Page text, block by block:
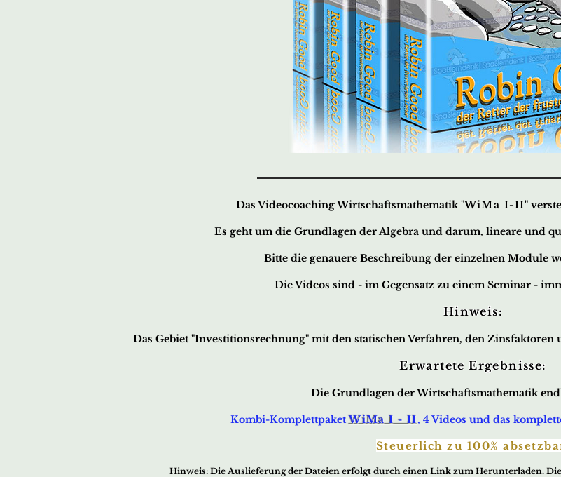
Das Videocoaching Wirtschaftsmathematik "WiMa I-II"
Es geht um die Grundlagen der Algebra und darum, lineare und
Bitte die genauere Beschreibung der einzelnen Module
Die Videos sind - im Gegensatz zu einem Seminar -
Hinweis:
Das Gebiet "Investitionsrechnung" mit den statischen Verfahren, den Zinsfaktoren
Erwartete Ergebnisse:
Die Grundlagen der Wirtschaftsmathematik
Kombi-KomplettpaketWiMa I - II, 4 Videos und das
Steuerlich zu 100%
Hinweis: Die Auslieferung der Dateien erfolgt durch einen Link zum Herunterladen.